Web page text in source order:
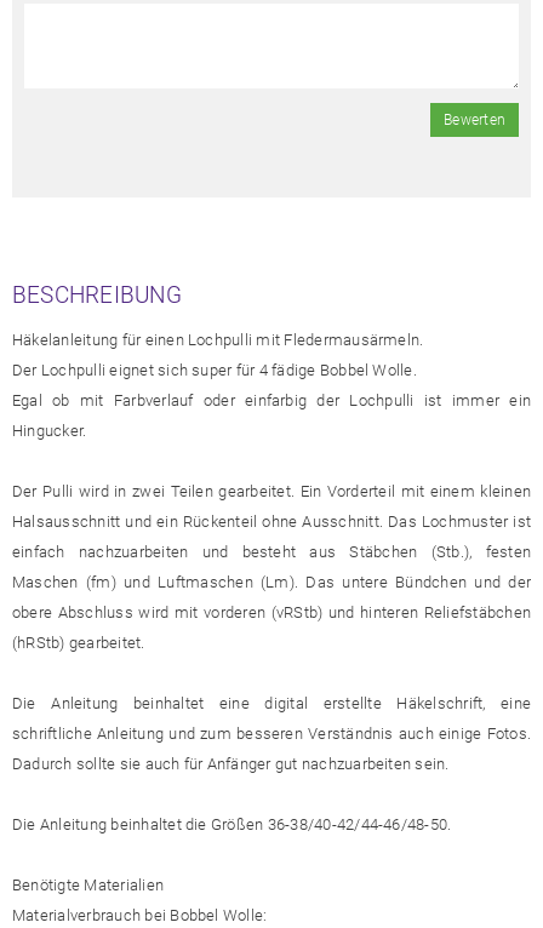
Bewerten
BESCHREIBUNG
Häkelanleitung für einen Lochpulli mit Fledermausärmeln.
Der Lochpulli eignet sich super für 4 fädige Bobbel Wolle.
Egal ob mit Farbverlauf oder einfarbig der Lochpulli ist immer ein
Hingucker.
Der Pulli wird in zwei Teilen gearbeitet. Ein Vorderteil mit einem kleinen
Halsausschnitt und ein Rückenteil ohne Ausschnitt. Das Lochmuster ist
einfach nachzuarbeiten und besteht aus Stäbchen (Stb.), festen
Maschen (fm) und Luftmaschen (Lm). Das untere Bündchen und der
obere Abschluss wird mit vorderen (vRStb) und hinteren Reliefstäbchen
(hRStb) gearbeitet.
Die Anleitung beinhaltet eine digital erstellte Häkelschrift, eine
schriftliche Anleitung und zum besseren Verständnis auch einige Fotos.
Dadurch sollte sie auch für Anfänger gut nachzuarbeiten sein.
Die Anleitung beinhaltet die Größen 36-38/40-42/44-46/48-50.
Benötigte Materialien
Materialverbrauch bei Bobbel Wolle: